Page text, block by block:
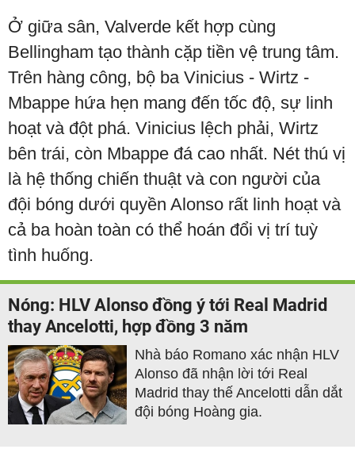
Ở giữa sân, Valverde kết hợp cùng
Bellingham tạo thành cặp tiền vệ trung tâm.
Trên hàng công, bộ ba Vinicius - Wirtz -
Mbappe hứa hẹn mang đến tốc độ, sự linh
hoạt và đột phá. Vinicius lệch phải, Wirtz
bên trái, còn Mbappe đá cao nhất. Nét thú vị
là hệ thống chiến thuật và con người của
đội bóng dưới quyền Alonso rất linh hoạt và
cả ba hoàn toàn có thể hoán đổi vị trí tuỳ
tình huống.
Nóng: HLV Alonso đồng ý tới Real Madrid
thay Ancelotti, hợp đồng 3 năm
Nhà báo Romano xác nhận HLV
Alonso đã nhận lời tới Real
Madrid thay thế Ancelotti dẫn dắt
đội bóng Hoàng gia.